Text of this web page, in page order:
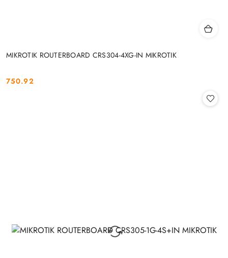
MIKROTIK ROUTERBOARD CRS304-4XG-IN MIKROTIK
Cena:
750.92